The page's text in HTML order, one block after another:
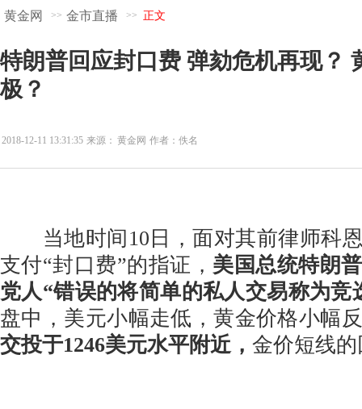
黄金网 >> 金市直播 >> 正文
特朗普回应封口费 弹劾危机再现？
极？
2018-12-11 13:31:35 来源： 黄金网 作者：佚名
当地时间10日，面对其前律师科恩
支付“封口费”的指证， 美国总统特朗
党人“错误的将简单的私人交易称为竞
盘中，美元小幅走低，黄金价格小幅
交投于1246美元水平附近， 金价短线